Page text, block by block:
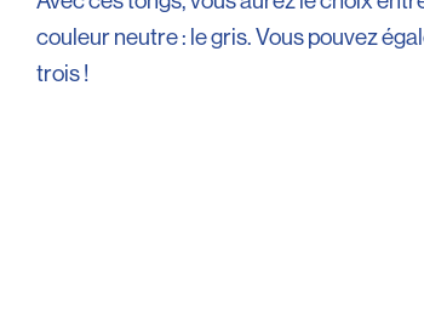
couleur neutre : le gris. Vous pouvez
trois !